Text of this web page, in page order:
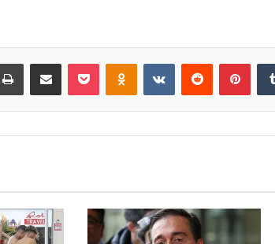
بينتيريست Odnoklassniki
بوكيت مشاركة عبر البريد